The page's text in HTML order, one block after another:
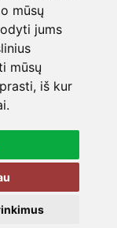
mūsų
jums
mūsų
iš kur